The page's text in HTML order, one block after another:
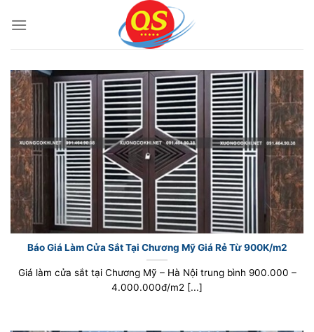
qua
Báo Giá Làm Cửa Sắt Tại Chương Mỹ Giá Rẻ Từ 900K/m2
Giá làm cửa sắt tại Chương Mỹ – Hà Nội trung bình 900.000 –
4.000.000đ/m2 [...]